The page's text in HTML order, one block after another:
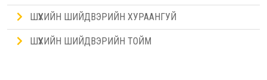
ШҮҮХИЙН ШИЙДВЭРИЙН ХУРААНГУЙ
ШҮҮХИЙН ШИЙДВЭРИЙН ТОЙМ